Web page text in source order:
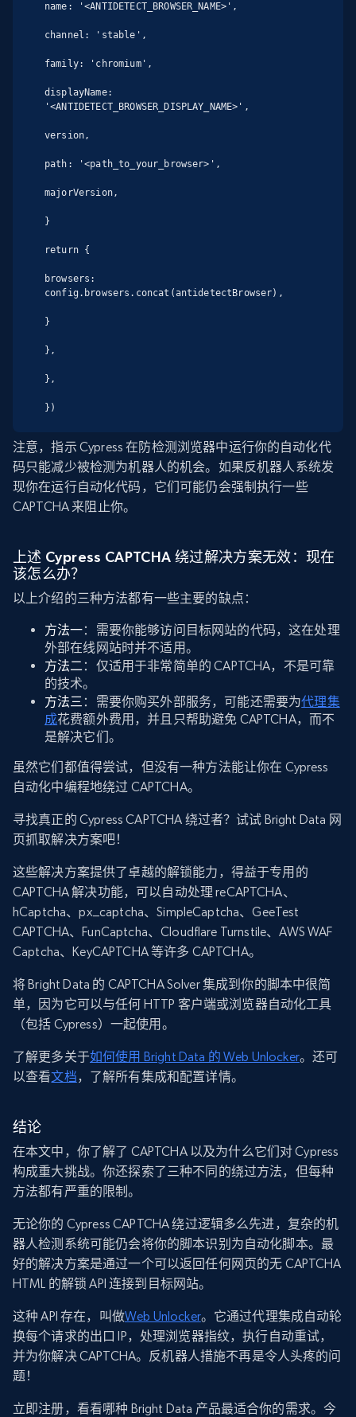
name: '<ANTIDETECT_BROWSER_NAME>',
channel: 'stable',
family: 'chromium',
displayName:
'<ANTIDETECT_BROWSER_DISPLAY_NAME>',
version,
path: '<path_to_your_browser>',
majorVersion,
}
return {
browsers:
config.browsers.concat(antidetectBrowser),
}
},
},
})
注意，指示 Cypress 在防检测浏览器中运行你的自动化代
码只能减少被检测为机器人的机会。如果反机器人系统发
现你在运行自动化代码，它们可能仍会强制执行一些
CAPTCHA 来阻止你。
上述 Cypress CAPTCHA 绕过解决方案无效：现在
该怎么办？
以上介绍的三种方法都有一些主要的缺点：
方法一：需要你能够访问目标网站的代码，这在处理
外部在线网站时并不适用。
方法二 ：仅适用于非常简单的 CAPTCHA，不是可靠
的技术。
方法三 ：需要你购买外部服务，可能还需要为代理集
成花费额外费用，并且只帮助避免 CAPTCHA，而不
是解决它们。
虽然它们都值得尝试，但没有一种方法能让你在 Cypress
自动化中编程地绕过 CAPTCHA。
寻找真正的 Cypress CAPTCHA 绕过者？试试 Bright Data 网
页抓取解决方案吧！
这些解决方案提供了卓越的解锁能力，得益于专用的
CAPTCHA 解决功能，可以自动处理 reCAPTCHA、
hCaptcha、px_captcha、SimpleCaptcha、GeeTest
CAPTCHA、FunCaptcha、Cloudflare Turnstile、AWS WAF
Captcha、KeyCAPTCHA 等许多 CAPTCHA。
将 Bright Data 的 CAPTCHA Solver 集成到你的脚本中很简
单，因为它可以与任何 HTTP 客户端或浏览器自动化工具
（包括 Cypress）一起使用。
了解更多关于如何使用 Bright Data 的 Web Unlocker。还可
以查看文档，了解所有集成和配置详情。
结论
在本文中，你了解了 CAPTCHA 以及为什么它们对 Cypress
构成重大挑战。你还探索了三种不同的绕过方法，但每种
方法都有严重的限制。
无论你的 Cypress CAPTCHA 绕过逻辑多么先进，复杂的机
器人检测系统可能仍会将你的脚本识别为自动化脚本。最
好的解决方案是通过一个可以返回任何网页的无 CAPTCHA
HTML 的解锁 API 连接到目标网站。
这种 API 存在，叫做Web Unlocker。它通过代理集成自动轮
换每个请求的出口 IP，处理浏览器指纹，执行自动重试，
并为你解决 CAPTCHA。反机器人措施不再是令人头疼的问
题！
立即注册，看看哪种 Bright Data 产品最适合你的需求。今